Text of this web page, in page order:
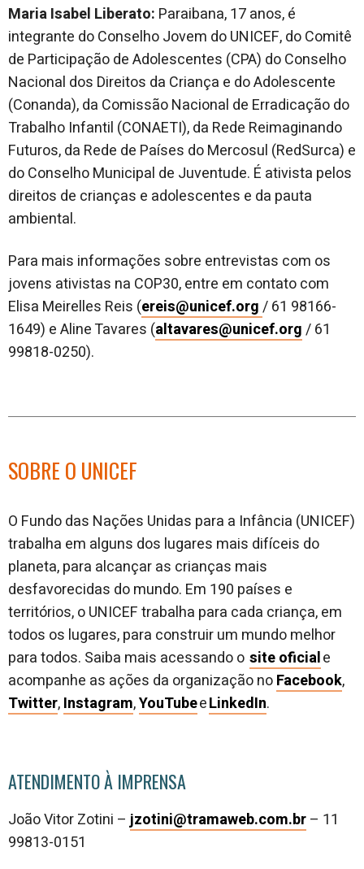
Maria Isabel Liberato: Paraibana, 17 anos, é
integrante do Conselho Jovem do UNICEF, do Comitê
de Participação de Adolescentes (CPA) do Conselho
Nacional dos Direitos da Criança e do Adolescente
(Conanda), da Comissão Nacional de Erradicação do
Trabalho Infantil (CONAETI), da Rede Reimaginando
Futuros, da Rede de Países do Mercosul (RedSurca) e
do Conselho Municipal de Juventude. É ativista pelos
direitos de crianças e adolescentes e da pauta
ambiental.
​Para mais informações sobre entrevistas com os
jovens ativistas na COP30, entre em contato com
Elisa Meirelles Reis (ereis@unicef.org/ 61 98166-
1649) e Aline Tavares (altavares@unicef.org/ 61
99818-0250).
SOBRE O UNICEF
O Fundo das Nações Unidas para a Infância (UNICEF)
trabalha em alguns dos lugares mais difíceis do
planeta, para alcançar as crianças mais
desfavorecidas do mundo. Em 190 países e
territórios, o UNICEF trabalha para cada criança, em
todos os lugares, para construir um mundo melhor
para todos. Saiba mais acessando o site oficiale
acompanhe as ações da organização noFacebook,
Twitter,Instagram,YouTubeeLinkedIn.
ATENDIMENTO À IMPRENSA
João Vitor Zotini – jzotini@tramaweb.com.br– 11
99813-0151